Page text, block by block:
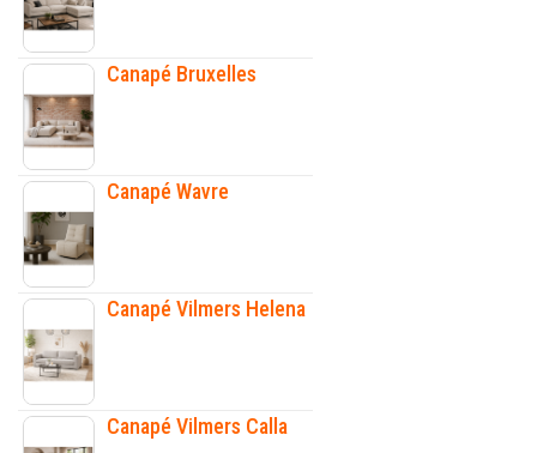
Canapé Bruxelles
Canapé Wavre
Canapé Vilmers Helena
Canapé Vilmers Calla